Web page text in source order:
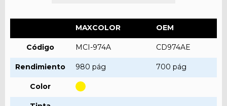
MAXCOLOR OEM
Código MCI-974A CD974AE
Rendimiento 980 pág 700 pág
Color